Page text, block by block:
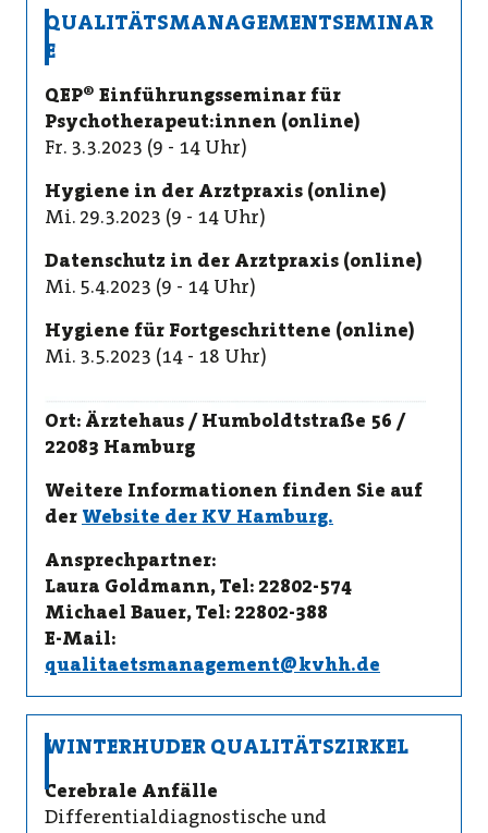
QUALITÄTSMANAGEMENTSEMINAR
E
QEP® Einführungsseminar für
Psychotherapeut:innen (online)
Fr. 3.3.2023 (9 - 14 Uhr)
Hygiene in der Arztpraxis (online)
Mi. 29.3.2023 (9 - 14 Uhr)
Datenschutz in der Arztpraxis (online)
Mi. 5.4.2023 (9 - 14 Uhr)
Hygiene für Fortgeschrittene (online)
Mi. 3.5.2023 (14 - 18 Uhr)
Ort: Ärztehaus / Humboldtstraße 56 /
22083 Hamburg
Weitere Informationen finden Sie auf
der Website der KV Hamburg.
Ansprechpartner:
Laura Goldmann, Tel: 22802-574
Michael Bauer, Tel: 22802-388
E-Mail:
qualitaetsmanagement@kvhh.de
WINTERHUDER QUALITÄTSZIRKEL
Cerebrale Anfälle
Differentialdiagnostische und